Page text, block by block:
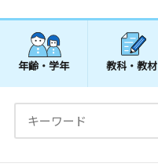
年齢・学年 教科・教材